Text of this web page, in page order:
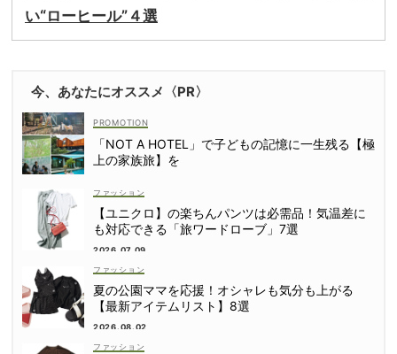
い“ローヒール”４選
今、あなたにオススメ〈PR〉
「NOT A HOTEL」で子どもの記憶に一生残る【極
上の家族旅】を
ファッション
【ユニクロ】の楽ちんパンツは必需品！気温差に
も対応できる「旅ワードローブ」7選
2026.07.09
ファッション
夏の公園ママを応援！オシャレも気分も上がる
【最新アイテムリスト】8選
2026.08.02
ファッション